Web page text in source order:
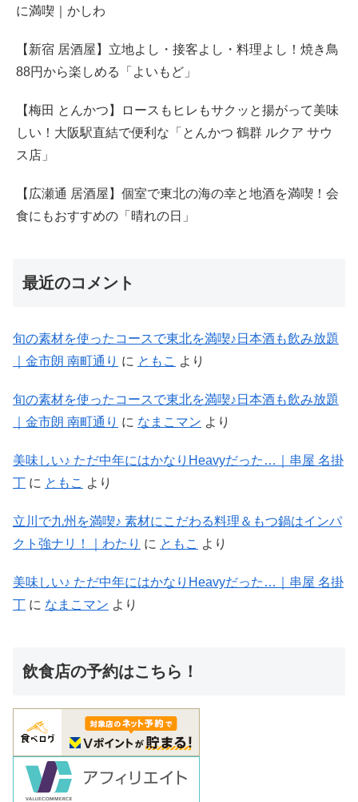
に満喫｜かしわ
【新宿 居酒屋】立地よし・接客よし・料理よし！焼き鳥
88円から楽しめる「よいもど」
【梅田 とんかつ】ロースもヒレもサクッと揚がって美味
しい！大阪駅直結で便利な「とんかつ 鶴群 ルクア サウ
ス店」
【広瀬通 居酒屋】個室で東北の海の幸と地酒を満喫！会
食にもおすすめの「晴れの日」
最近のコメント
旬の素材を使ったコースで東北を満喫♪日本酒も飲み放題
｜金市朗 南町通り に ともこ より
旬の素材を使ったコースで東北を満喫♪日本酒も飲み放題
｜金市朗 南町通り に なまこマン より
美味しい♪ ただ中年にはかなりHeavyだった…｜串屋 名掛
丁 に ともこ より
立川で九州を満喫♪ 素材にこだわる料理＆もつ鍋はインパ
クト強ナリ！｜わたり に ともこ より
美味しい♪ ただ中年にはかなりHeavyだった…｜串屋 名掛
丁 に なまこマン より
飲食店の予約はこちら！